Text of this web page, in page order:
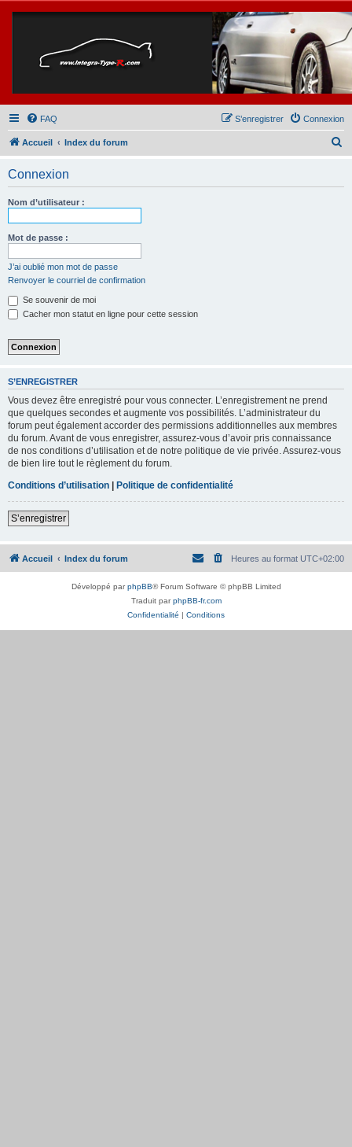
FAQ Connexion
S’enregistrer
Accueil Index du forum
Connexion
Nom d’utilisateur :
Mot de passe :
J’ai oublié mon mot de passe
Renvoyer le courriel de confirmation
Se souvenir de moi
Cacher mon statut en ligne pour cette session
S’ENREGISTRER
Vous devez être enregistré pour vous connecter. L’enregistrement ne prend
que quelques secondes et augmente vos possibilités. L’administrateur du
forum peut également accorder des permissions additionnelles aux membres
du forum. Avant de vous enregistrer, assurez-vous d’avoir pris connaissance
de nos conditions d’utilisation et de notre politique de vie privée. Assurez-vous
de bien lire tout le règlement du forum.
Conditions d’utilisation | Politique de confidentialité
S’enregistrer
Accueil Index du forum Heures au format UTC+02:00
Développé parphpBB® Forum Software © phpBB Limited
Traduit parphpBB-fr.com
Confidentialité | Conditions